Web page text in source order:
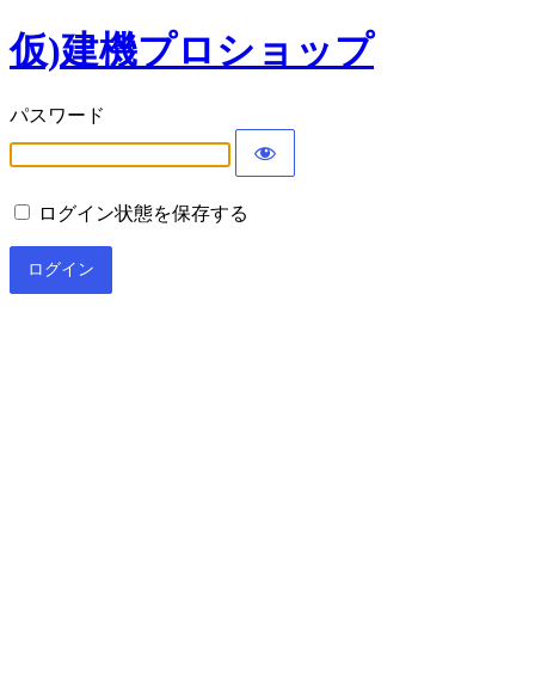
仮)建機プロショップ
パスワード
ログイン状態を保存する